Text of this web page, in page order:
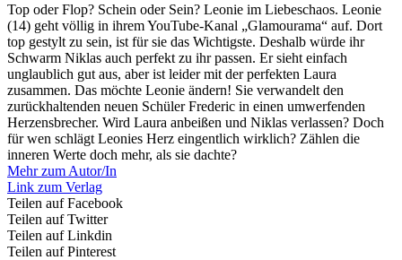
Top oder Flop? Schein oder Sein? Leonie im Liebeschaos. Leonie
(14) geht völlig in ihrem YouTube-Kanal „Glamourama“ auf. Dort
top gestylt zu sein, ist für sie das Wichtigste. Deshalb würde ihr
Schwarm Niklas auch perfekt zu ihr passen. Er sieht einfach
unglaublich gut aus, aber ist leider mit der perfekten Laura
zusammen. Das möchte Leonie ändern! Sie verwandelt den
zurückhaltenden neuen Schüler Frederic in einen umwerfenden
Herzensbrecher. Wird Laura anbeißen und Niklas verlassen? Doch
für wen schlägt Leonies Herz eingentlich wirklich? Zählen die
inneren Werte doch mehr, als sie dachte?
Mehr zum Autor/In
Link zum Verlag
Teilen auf Facebook
Teilen auf Twitter
Teilen auf Linkdin
Teilen auf Pinterest